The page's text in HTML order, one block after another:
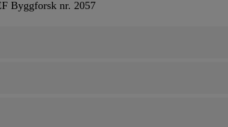
Byggforsk nr. 2057